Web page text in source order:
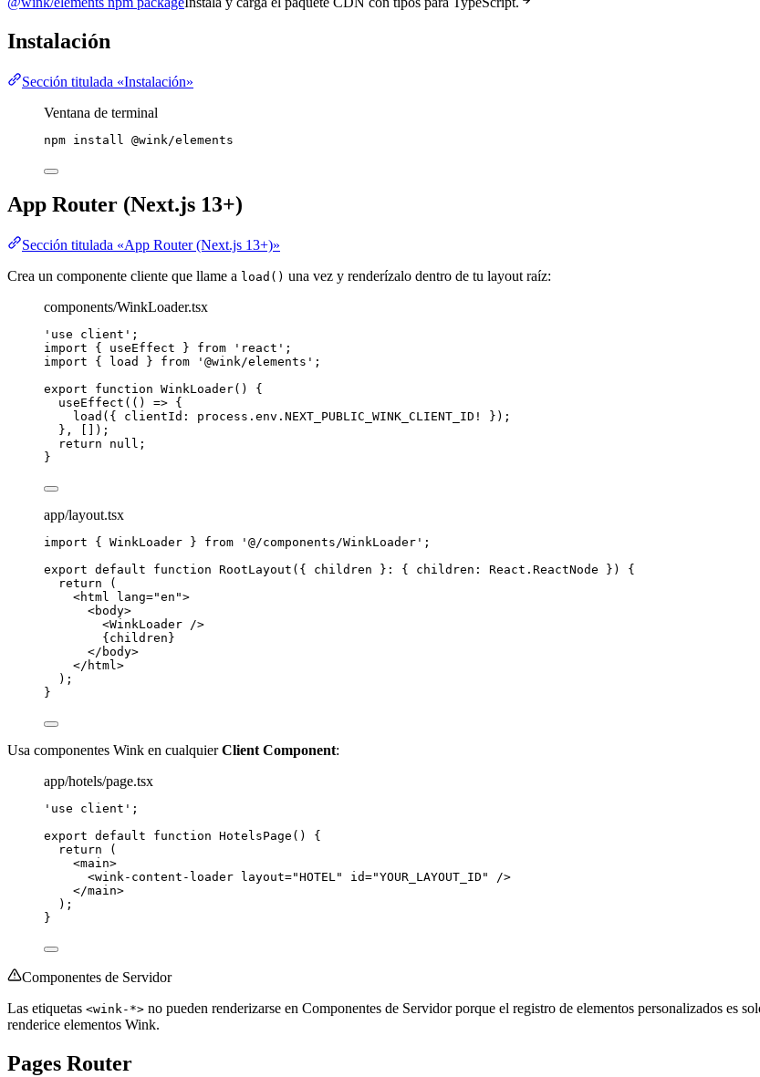
Instalación
Sección titulada «Instalación»
Ventana de terminal
npm install @wink/elements
App Router (Next.js 13+)
Sección titulada «App Router (Next.js 13+)»
Crea un componente cliente que llame a load() una vez y renderízalo dentro de tu layout raíz:
components/WinkLoader.tsx
' use client ' ;
import { useEffect } from ' react ' ;
import { load } from ' @wink/elements ' ;
export
function WinkLoader()
{
useEffect ( () => {
load ({ clientId: process . env . NEXT_PUBLIC_WINK_CLIENT_ID !
});
} ,
[]);
return
null ;
}
app/layout.tsx
import { WinkLoader } from ' @/components/WinkLoader ' ;
export default function RootLayout ( { children } : { children : React . ReactNode } )
{
return (
<html lang="en ">
<body>
<WinkLoader />
{ children }
</ body>
</ html>
);
}
Usa componentes Wink en cualquierClient Component:
app/hotels/page.tsx
' use client ' ;
export default function HotelsPage ()
{
return (
<main>
<wink-content-loader layout="HOTEL" id="YOUR_LAYOUT_ID "
/>
</main>
);
}
Componentes de Servidor
Las etiquetas <wink-*> no pueden renderizarse en Componentes de Servidor porque el registro de elementos personalizados es
renderice elementos Wink.
Pages Router